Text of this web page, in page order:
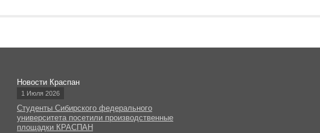
Новости Краспан
1 Июля 2026
Студенты Сибирского федерального
университета посетили производственные
площадки КРАСПАН